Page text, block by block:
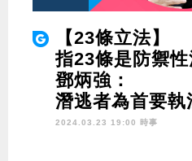
【23條立法】
指23條是防禦性
鄧炳強：
潛逃者為首要執
2024.03.23 19:00 時事